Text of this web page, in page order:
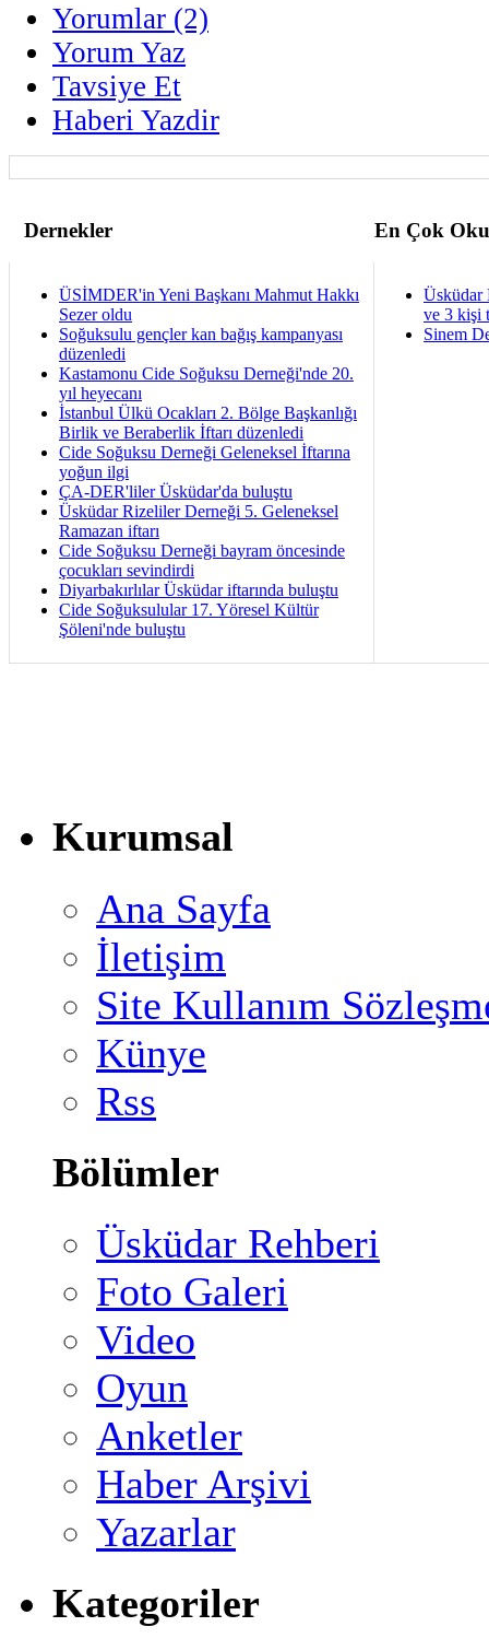
Yorumlar (2)
Yorum Yaz
Tavsiye Et
Haberi Yazdir
Dernekler En Çok
ÜSİMDER'in Yeni Başkanı Mahmut Hakkı
Sezer oldu
Soğuksulu gençler kan bağış kampanyası
düzenledi
Kastamonu Cide Soğuksu Derneği'nde 20.
yıl heyecanı
İstanbul Ülkü Ocakları 2. Bölge Başkanlığı
Birlik ve Beraberlik İftarı düzenledi
Cide Soğuksu Derneği Geleneksel İftarına
yoğun ilgi
ÇA-DER'liler Üsküdar'da buluştu
Üsküdar Rizeliler Derneği 5. Geleneksel
Ramazan iftarı
Cide Soğuksu Derneği bayram öncesinde
çocukları sevindirdi
Diyarbakırlılar Üsküdar iftarında buluştu
Cide Soğuksulular 17. Yöresel Kültür
Şöleni'nde buluştu
Üsküdar
ve 3 kişi
Sinem
Kurumsal
Ana Sayfa
İletişim
Site Kullanım
Künye
Rss
Bölümler
Üsküdar Rehberi
Foto Galeri
Video
Oyun
Anketler
Haber Arşivi
Yazarlar
Kategoriler